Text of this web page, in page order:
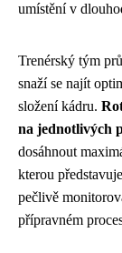
umístění v
Trenérský tým
snaží se najít
složení kádru.
na jednotlivých
dosáhnout
kterou
pečlivě
přípravném